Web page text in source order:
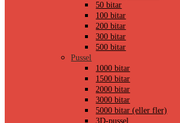
50 bitar
100 bitar
200 bitar
300 bitar
500 bitar
Pussel
1000 bitar
1500 bitar
2000 bitar
3000 bitar
5000 bitar (eller fler)
3D-pussel